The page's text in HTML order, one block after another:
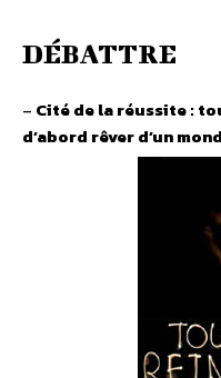
DÉBATTRE
– Cité de la réussite :
d’abord rêver d’un